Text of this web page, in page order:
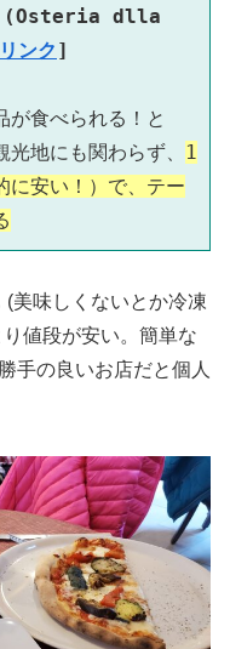
タ (Osteria dlla
ンク ]
が食べられる！と
地にも関わらず、
1
安い！）で、テー
美味しくないとか冷凍
値段が安い。簡単な
手の良いお店だと個人